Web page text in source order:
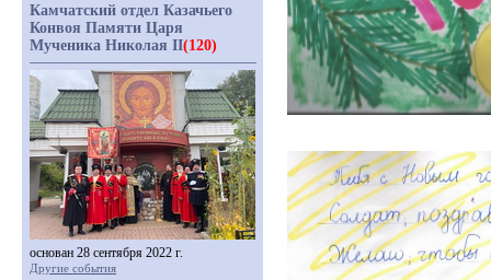
Камчатский отдел Казачьего
Конвоя Памяти Царя
Мученика Николая II(120)
основан 28 сентября 2022 г.
Другие события